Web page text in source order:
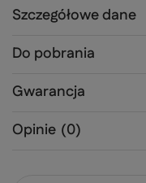
Szczegółowe dane
Do pobrania
Gwarancja
Opinie (0)